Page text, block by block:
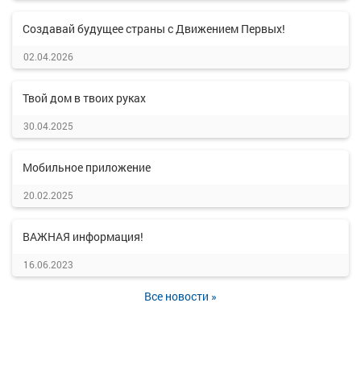
Создавай будущее страны с Движением Первых!
02.04.2026
Твой дом в твоих руках
30.04.2025
Мобильное приложение
20.02.2025
ВАЖНАЯ информация!
16.06.2023
Все новости »